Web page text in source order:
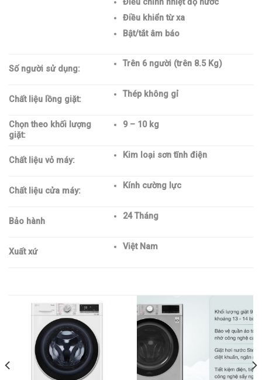
Điều chỉnh nhiệt độ nước
Điều khiển từ xa
Bật/tắt âm báo
Số người sử dụng:
Trên 6 người (trên 8.5 Kg)
Chất liệu lồng giặt:
Thép không gỉ
Chọn theo khối lượng
giặt:
9 – 10 kg
Chất liệu vỏ máy:
Kim loại sơn tĩnh điện
Chất liệu cửa máy:
Kính cường lực
Bảo hành
24 Tháng
Xuất xứ
Việt Nam